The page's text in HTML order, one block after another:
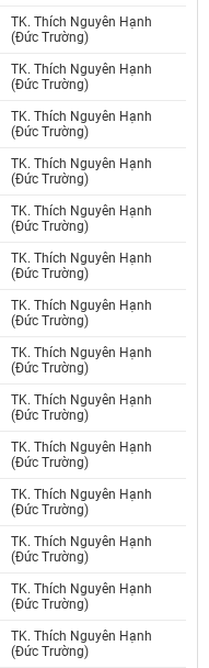
TK. Thích Nguyên Hạnh
(Đức Trường)
TK. Thích Nguyên Hạnh
(Đức Trường)
TK. Thích Nguyên Hạnh
(Đức Trường)
TK. Thích Nguyên Hạnh
(Đức Trường)
TK. Thích Nguyên Hạnh
(Đức Trường)
TK. Thích Nguyên Hạnh
(Đức Trường)
TK. Thích Nguyên Hạnh
(Đức Trường)
TK. Thích Nguyên Hạnh
(Đức Trường)
TK. Thích Nguyên Hạnh
(Đức Trường)
TK. Thích Nguyên Hạnh
(Đức Trường)
TK. Thích Nguyên Hạnh
(Đức Trường)
TK. Thích Nguyên Hạnh
(Đức Trường)
TK. Thích Nguyên Hạnh
(Đức Trường)
TK. Thích Nguyên Hạnh
(Đức Trường)